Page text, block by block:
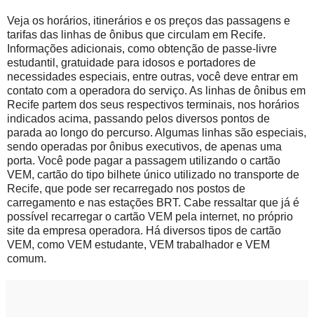
Veja os horários, itinerários e os preços das passagens e
tarifas das linhas de ônibus que circulam em Recife.
Informações adicionais, como obtenção de passe-livre
estudantil, gratuidade para idosos e portadores de
necessidades especiais, entre outras, você deve entrar em
contato com a operadora do serviço. As linhas de ônibus em
Recife partem dos seus respectivos terminais, nos horários
indicados acima, passando pelos diversos pontos de
parada ao longo do percurso. Algumas linhas são especiais,
sendo operadas por ônibus executivos, de apenas uma
porta. Você pode pagar a passagem utilizando o cartão
VEM, cartão do tipo bilhete único utilizado no transporte de
Recife, que pode ser recarregado nos postos de
carregamento e nas estações BRT. Cabe ressaltar que já é
possível recarregar o cartão VEM pela internet, no próprio
site da empresa operadora. Há diversos tipos de cartão
VEM, como VEM estudante, VEM trabalhador e VEM
comum.